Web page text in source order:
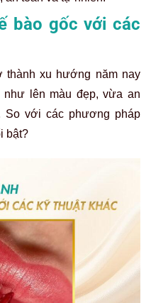
bào gốc với các
thành xu hướng năm nay
lên màu đẹp, vừa an
So với các phương pháp
bật?